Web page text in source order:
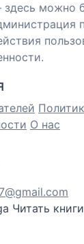
можно
О нас
Читать